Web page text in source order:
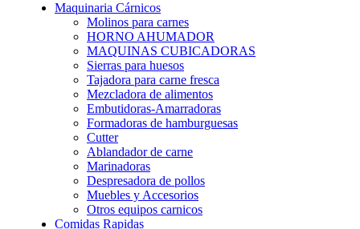
Maquinaria Cárnicos
Molinos para carnes
HORNO AHUMADOR
MAQUINAS CUBICADORAS
Sierras para huesos
Tajadora para carne fresca
Mezcladora de alimentos
Embutidoras-Amarradoras
Formadoras de hamburguesas
Cutter
Ablandador de carne
Marinadoras
Despresadora de pollos
Muebles y Accesorios
Otros equipos carnicos
Comidas Rapidas